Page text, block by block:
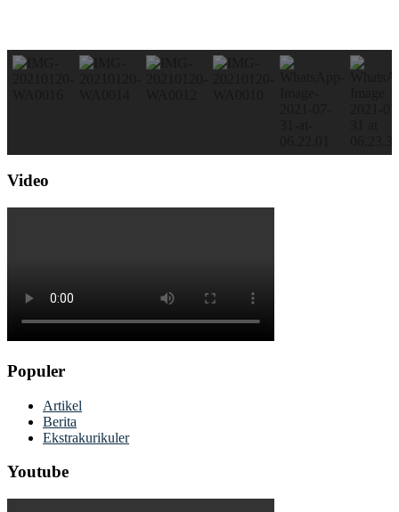
Video
Populer
Artikel
Berita
Ekstrakurikuler
Youtube